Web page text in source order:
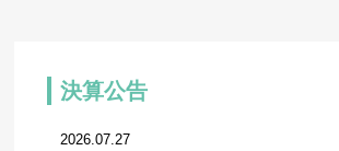
決算公告
2026.07.27